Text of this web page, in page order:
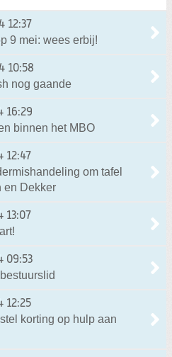
12:37
9 mei: wees erbij!
10:58
nog gaande
16:29
binnen het MBO
12:47
om tafel
en Dekker
13:07
09:53
12:25
korting op hulp aan